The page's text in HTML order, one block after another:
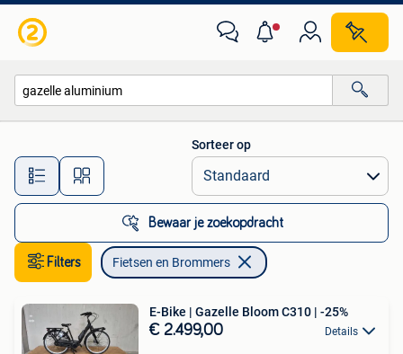
Alle afstanden…
Sorteer op
Bewaar je zoekopdracht
Filters Fietsen en Brommers
E-Bike | Gazelle Bloom C310 | -25%
€ 2.499,00 Details